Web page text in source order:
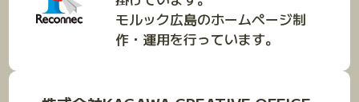
モルック広島のホームページ制
作・運用を行っています。